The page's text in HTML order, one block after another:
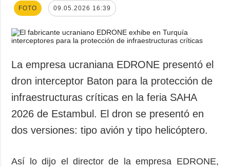
FOTO 09.05.2026 16:39
La empresa ucraniana EDRONE presentó el
dron interceptor Baton para la protección de
infraestructuras críticas en la feria SAHA
2026 de Estambul. El dron se presentó en
dos versiones: tipo avión y tipo helicóptero.
Así lo dijo el director de la empresa EDRONE,